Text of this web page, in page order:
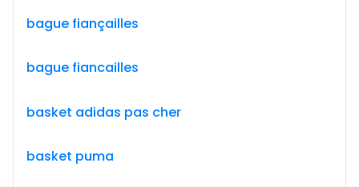
bague fiançailles
bague fiancailles
basket adidas pas cher
basket puma